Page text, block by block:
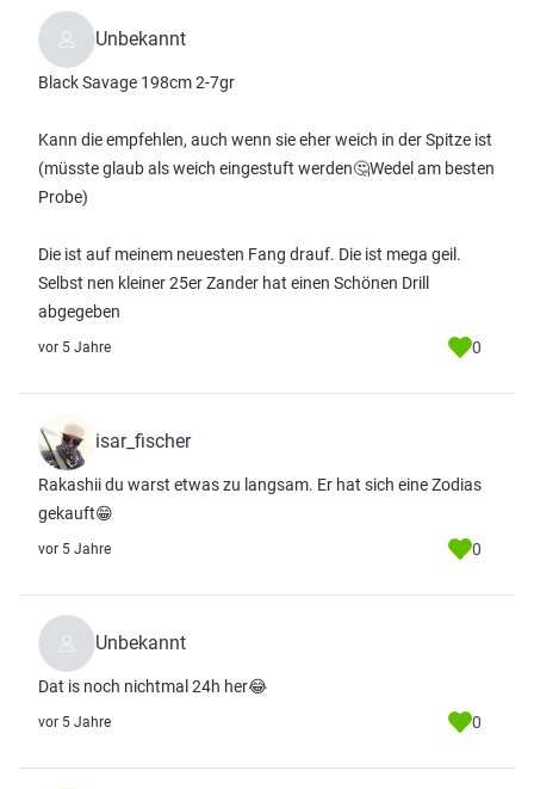
Unbekannt
Black Savage 198cm 2-7gr
Kann die empfehlen, auch wenn sie eher weich in der Spitze ist
(müsste glaub als weich eingestuft werden🤔Wedel am besten
Probe)
Die ist auf meinem neuesten Fang drauf. Die ist mega geil.
Selbst nen kleiner 25er Zander hat einen Schönen Drill
abgegeben
vor 5 Jahre 0
isar_fischer
Rakashii du warst etwas zu langsam. Er hat sich eine Zodias
gekauft😁
vor 5 Jahre 0
Unbekannt
Dat is noch nichtmal 24h her😂
vor 5 Jahre 0